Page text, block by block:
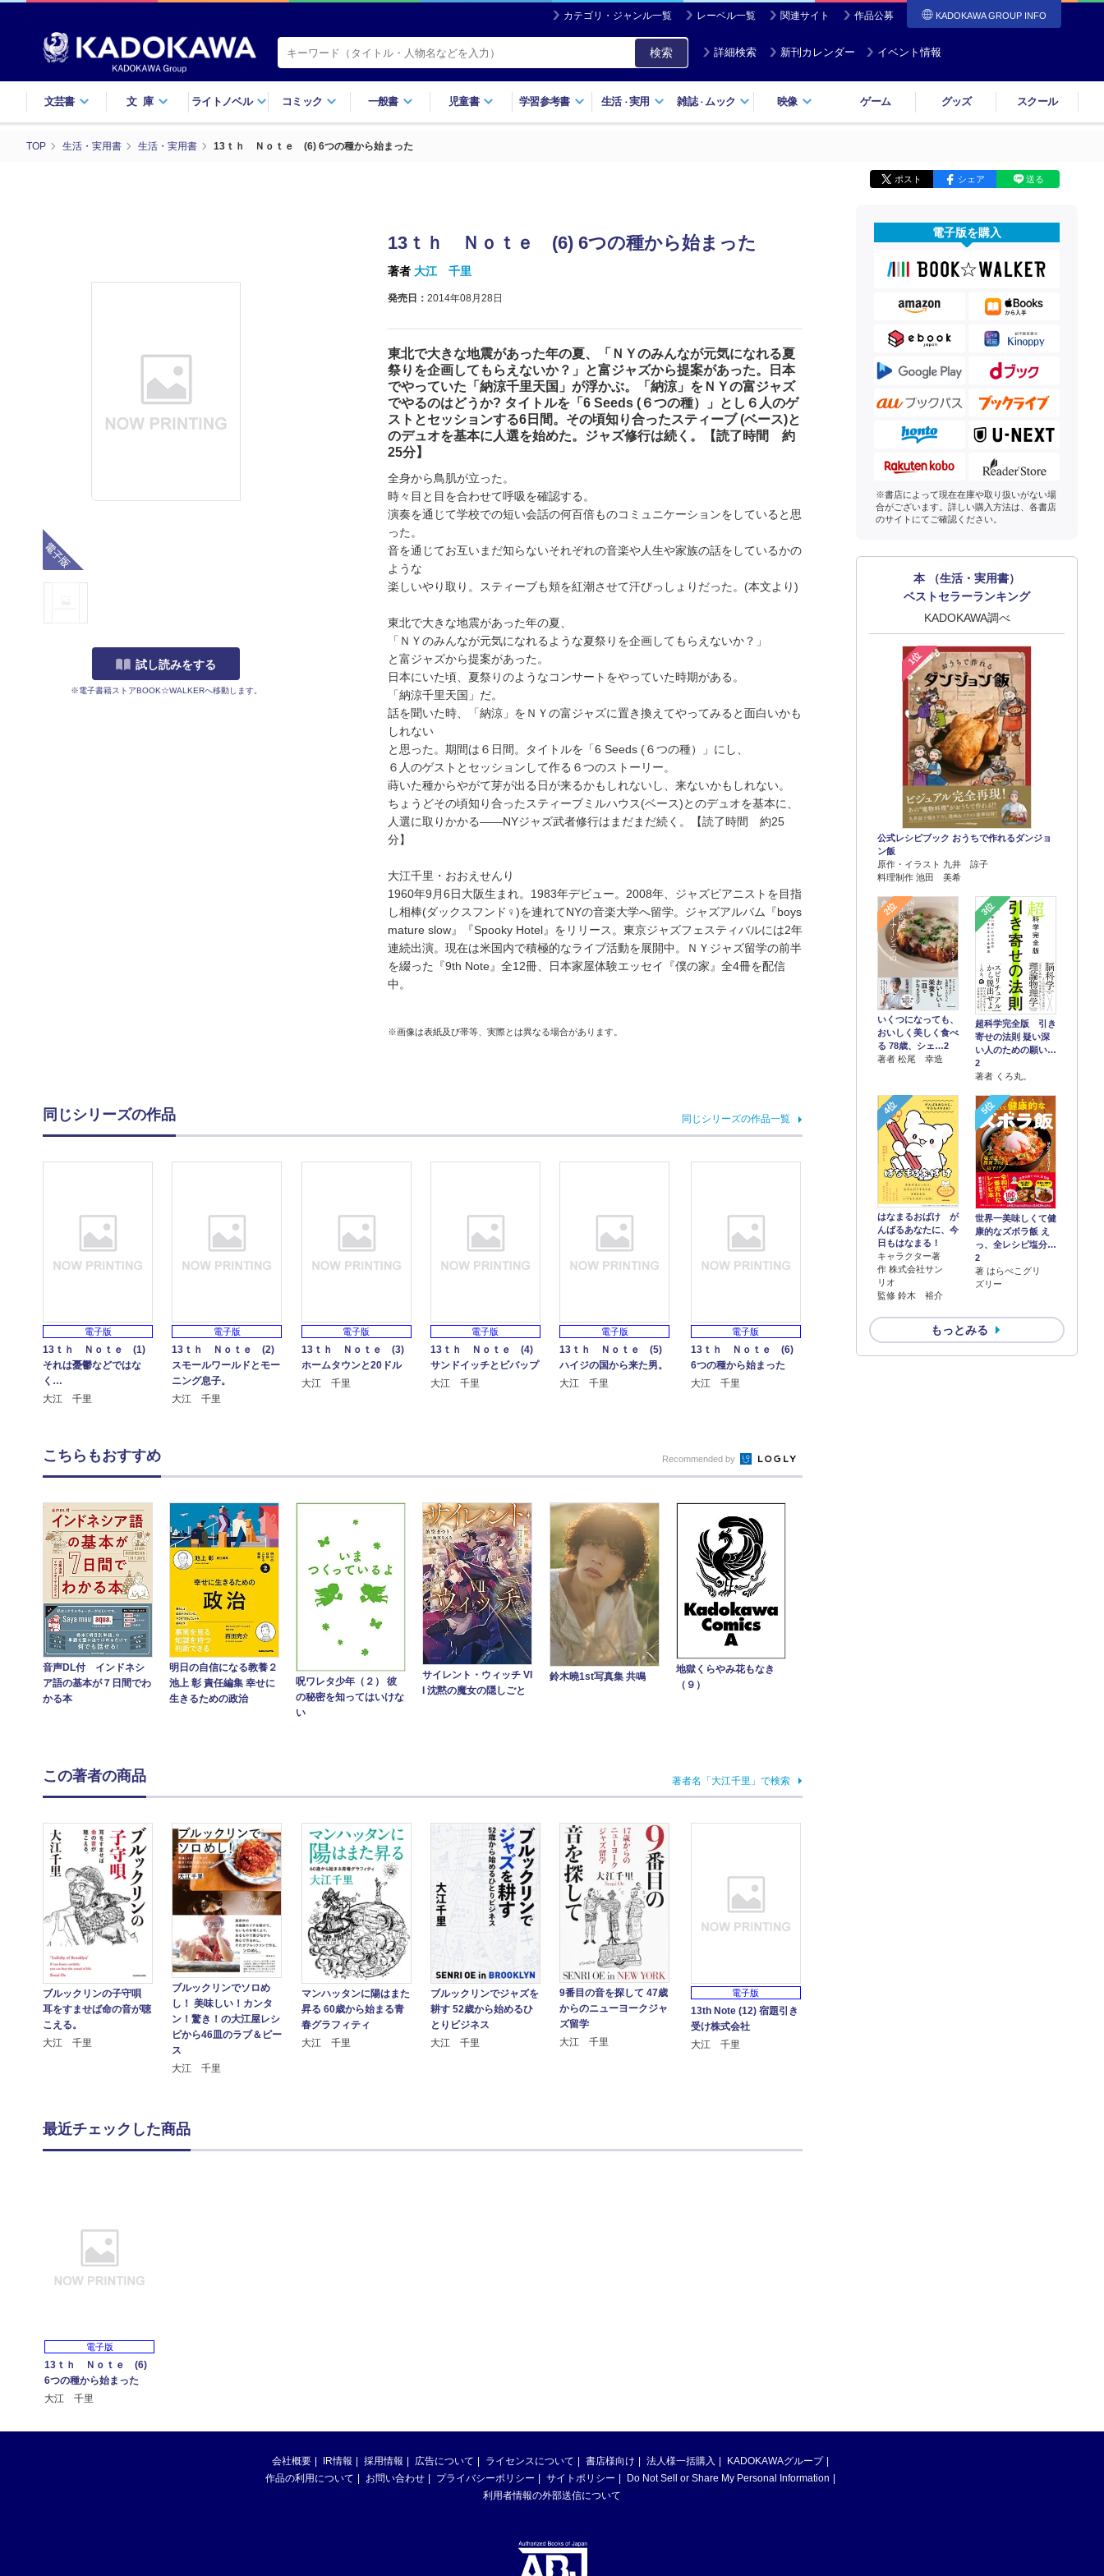
カテゴリ・ジャンル一覧 レーベル一覧 関連サイト 作品公募 KADOKAWA GROUP INFO
検索 詳細検索 新刊カレンダー イベント情報
文芸書 文庫 ライトノベル コミック 一般書 児童書 学習参考書 生活・実用 雑誌・ ムック 映像 ゲーム グッズ スクール
TOP 生活・実用書 生活・実用書 13ｔｈ Ｎｏｔｅ (6) 6つの種から始まった
ポスト シェア 送る
試し読みをする
※電子書籍ストアBOOK☆WALKERへ移動します。
13ｔｈ Ｎｏｔｅ (6) 6つの種から始まった
著者 大江 千里
発売日： 2014年08月28日
東北で大きな地震があった年の夏、「ＮＹのみんなが元気になれる夏
祭りを企画してもらえないか？」と富ジャズから提案があった。日本
でやっていた「納涼千里天国」が浮かぶ。「納涼」をＮＹの富ジャズ
でやるのはどうか? タイトルを「6 Seeds (６つの種）」とし６人のゲ
ストとセッションする6日間。その頃知り合ったスティーブ (ベース)と
のデュオを基本に人選を始めた。ジャズ修行は続く。【読了時間 約
25分】
全身から鳥肌が立った。
時々目と目を合わせて呼吸を確認する。
演奏を通じて学校での短い会話の何百倍ものコミュニケーションをしていると思
った。
音を通じてお互いまだ知らないそれぞれの音楽や人生や家族の話をしているかの
ような
楽しいやり取り。スティーブも頬を紅潮させて汗びっしょりだった。(本文より)
東北で大きな地震があった年の夏、
「ＮＹのみんなが元気になれるような夏祭りを企画してもらえないか？」
と富ジャズから提案があった。
日本にいた頃、夏祭りのようなコンサートをやっていた時期がある。
「納涼千里天国」だ。
話を聞いた時、「納涼」をＮＹの富ジャズに置き換えてやってみると面白いかも
しれない
と思った。期間は６日間。タイトルを「6 Seeds (６つの種）」にし、
６人のゲストとセッションして作る６つのストーリー。
蒔いた種からやがて芽が出る日が来るかもしれないし、来ないかもしれない。
ちょうどその頃知り合ったスティーブミルハウス(ベース)とのデュオを基本に、
人選に取りかかる――NYジャズ武者修行はまだまだ続く。【読了時間 約25
分】
大江千里・おおえせんり
1960年9月6日大阪生まれ。1983年デビュー。2008年、ジャズピアニストを目指
し相棒(ダックスフンド♀)を連れてNYの音楽大学へ留学。ジャズアルバム『boys
mature slow』『Spooky Hotel』をリリース。東京ジャズフェスティバルには2年
連続出演。現在は米国内で積極的なライブ活動を展開中。ＮＹジャズ留学の前半
を綴った『9th Note』全12冊、日本家屋体験エッセイ『僕の家』全4冊を配信
中。
※画像は表紙及び帯等、実際とは異なる場合があります。
同じシリーズの作品 同じシリーズの作品一覧
電子版
13ｔｈ Ｎｏｔｅ (1)
それは憂鬱などではな
く…
大江 千里
電子版
13ｔｈ Ｎｏｔｅ (2)
スモールワールドとモー
ニング息子。
大江 千里
電子版
13ｔｈ Ｎｏｔｅ (3)
ホームタウンと20ドル
大江 千里
電子版
13ｔｈ Ｎｏｔｅ (4)
サンドイッチとビバップ
大江 千里
電子版
13ｔｈ Ｎｏｔｅ (5)
ハイジの国から来た男。
大江 千里
電子版
13ｔｈ Ｎｏｔｅ (6)
6つの種から始まった
大江 千里
電子版を購入
※書店によって現在在庫や取り扱いがない場
合がございます。詳しい購入方法は、各書店
のサイトにてご確認ください。
本 （生活・実用書）
ベストセラーランキング
KADOKAWA調べ
1位
公式レシピブック おうちで作れるダンジョ
ン飯
原作・イラスト 九井 諒子
料理制作 池田 美希
2位
いくつになっても、
おいしく美しく食べ
る 78歳、シェ…2
著者 松尾 幸造
3位
超科学完全版 引き
寄せの法則 疑い深
い人のための願い…
2
著者 くろ丸。
4位
はなまるおばけ が
んばるあなたに、今
日もはなまる！
キャラクター著
作 株式会社サン
リオ
監修 鈴木 裕介
5位
世界一美味しくて健
康的なズボラ飯 え
っ、全レシピ塩分…
2
著 はらぺこグリ
ズリー
もっとみる
こちらもおすすめ Recommended by
音声DL付 インドネシ
ア語の基本が７日間でわ
かる本
明日の自信になる教養２
池上 彰 責任編集 幸せに
生きるための政治
呪ワレタ少年（２） 彼
の秘密を知ってはいけな
い
サイレント・ウィッチ VI
I 沈黙の魔女の隠しごと
鈴木曉1st写真集 共鳴
地獄くらやみ花もなき
（９）
この著者の商品 著者名「大江千里」で検索
ブルックリンの子守唄
耳をすませば命の音が聴
こえる。
大江 千里
ブルックリンでソロめ
し！ 美味しい！カンタ
ン！驚き！の大江屋レシ
ピから46皿のラブ＆ピー
ス
大江 千里
マンハッタンに陽はまた
昇る 60歳から始まる青
春グラフィティ
大江 千里
ブルックリンでジャズを
耕す 52歳から始めるひ
とりビジネス
大江 千里
9番目の音を探して 47歳
からのニューヨークジャ
ズ留学
大江 千里
電子版
13th Note (12) 宿題引き
受け株式会社
大江 千里
最近チェックした商品
電子版
13ｔｈ Ｎｏｔｅ (6)
6つの種から始まった
大江 千里
会社概要 IR情報 採用情報 広告について ライセンスについて 書店様向け 法人様一括購入
KADOKAWAグループ
作品の利用について
お問い合わせ プライバシーポリシー サイトポリシー
Do Not Sell or Share My Personal Information
利用者情報の外部送信について